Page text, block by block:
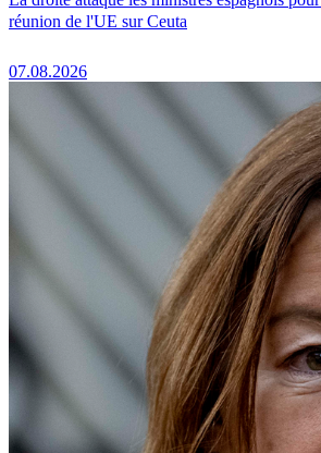
réunion de l'UE sur Ceuta
07.08.2026